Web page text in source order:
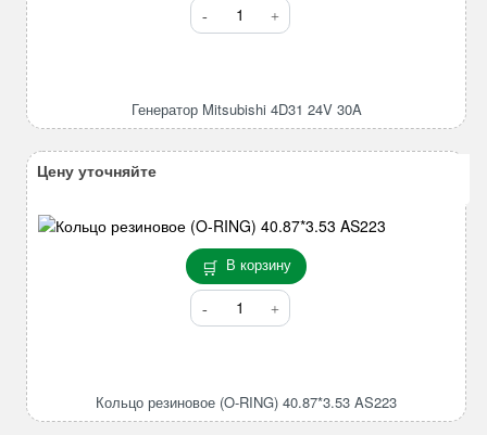
Количество
товара
24V
Генератор Mitsubishi 4D31 24V 30A
В корзину
Количество
товара
RING)
Кольцо резиновое (O-RING) 40.87*3.53 AS223
Цену уточняйте